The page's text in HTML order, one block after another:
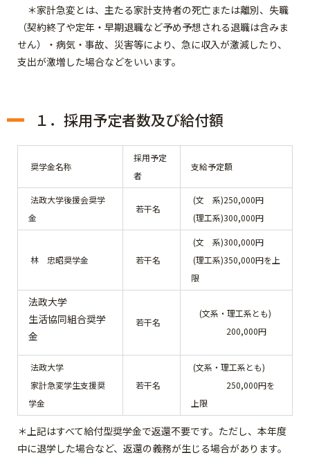
＊家計急変とは、主たる家計支持者の死亡または離別、失職
（契約終了や定年・早期退職など予め予想される退職は含みま
せん）・病気・事故、災害等により、急に収入が激減したり、
支出が激増した場合などをいいます。
１．採用予定者数及び給付額
奨学金名称
採用予定
者
支給予定額
法政大学後援会奨学
金
若干名
(文 系)250,000円
(理工系)300,000円
林 忠昭奨学金 若干名
(文 系)300,000円
(理工系)350,000円を上
限
法政大学
生活協同組合奨学
金
若干名
(文系・理工系とも)
200,000円
法政大学
家計急変学生支援奨
学金
若干名
(文系・理工系とも)
250,000円を
上限
＊上記はすべて給付型奨学金で返還不要です。ただし、本年度
中に退学した場合など、返還の義務が生じる場合があります。